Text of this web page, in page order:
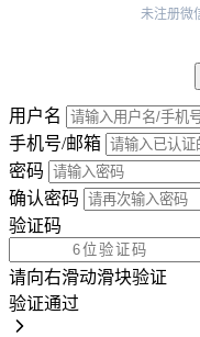
未注册微
用户名
手机号/邮箱
密码
确认密码
验证码
请向右滑动滑块验证
验证通过